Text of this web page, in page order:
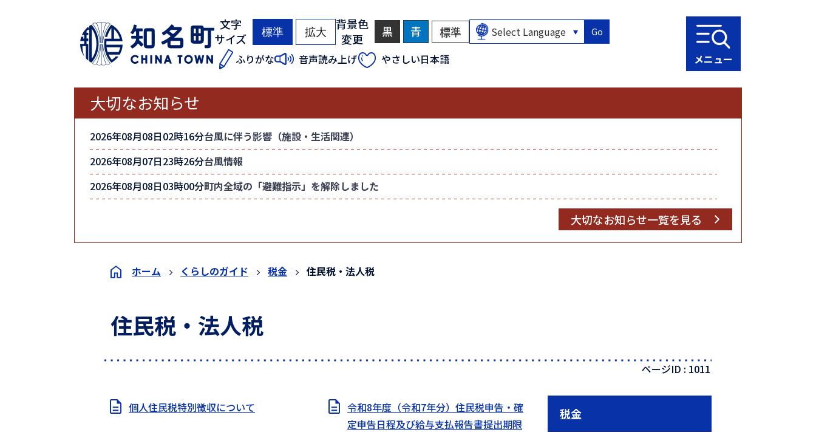
文字
サイズ
標準
（
期
拡大
（
期
背景色
変更
黒
景
色
を
色
る
青
景
色
を
色
る
標準
景
に
Go
ふりがな 音声読み上げ やさしい日本語 メニュー
大切なお知らせ
2026年08月08日02時16分台風に伴う影響（施設・生活関連）
2026年08月07日23時26分台風情報
2026年08月08日03時00分町内全域の「避難指示」を解除しました
大切なお知らせ一覧を見る
ホーム くらしのガイド 税金 住民税・法人税
住民税・法人税
ページID : 1011
個人住民税特別徴収について
令和8年度（令和7年分）住民税申告・確
定申告日程及び給与支払報告書提出期限
税金